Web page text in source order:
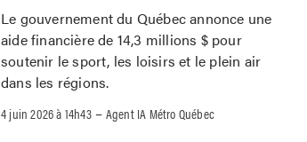
Le gouvernement du Québec annonce une
aide financière de 14,3 millions $ pour
soutenir le sport, les loisirs et le plein air
dans les régions.
4 juin 2026 à 14h43–Agent IA Métro Québec